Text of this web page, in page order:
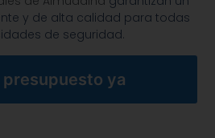
y de alta calidad para todas
de seguridad.
presupuesto ya